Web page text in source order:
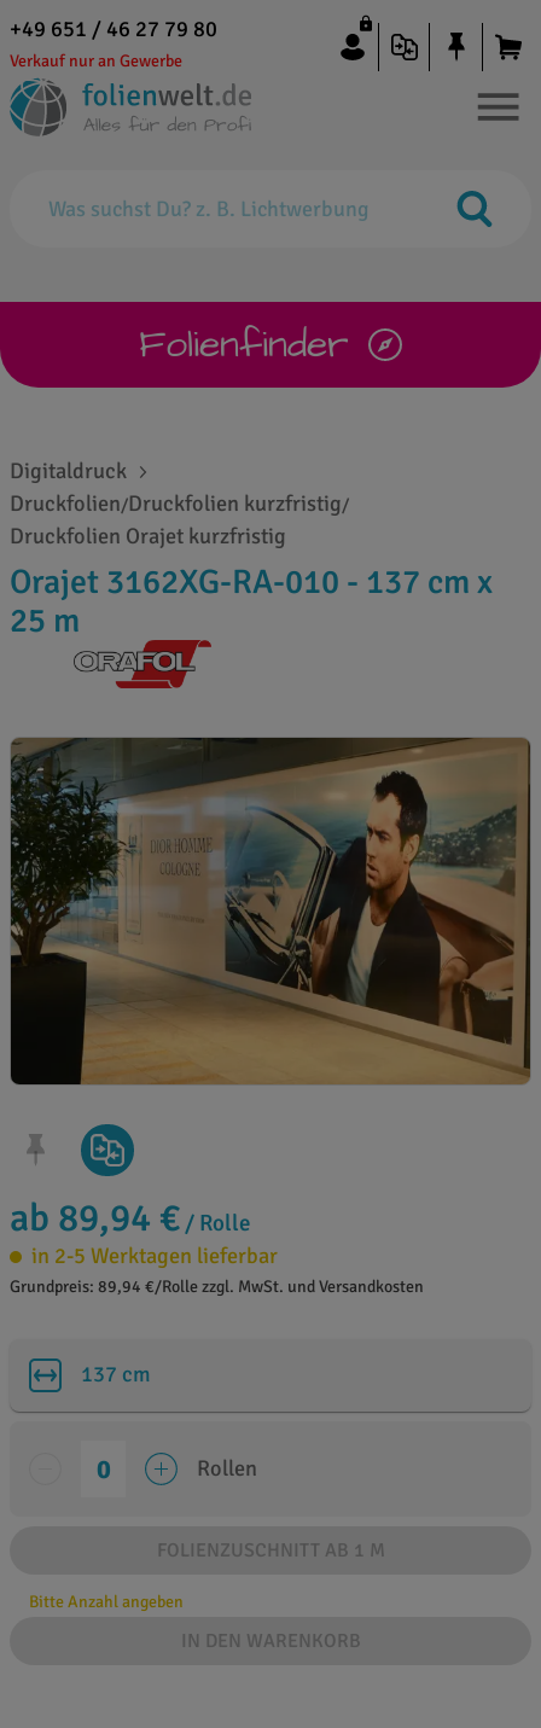
+49 651 / 46 27 79 80
Verkauf nur an Gewerbe
Folienfinder
Digitaldruck
Druckfolien/Druckfolien kurzfristig/
Druckfolien Orajet kurzfristig
Orajet 3162XG-RA-010 - 137 cm x
25 m
ab 89,94 € / Rolle
in 2-5 Werktagen lieferbar
Grundpreis: 89,94 €/Rolle zzgl. MwSt. und Versandkosten
137 cm
Rollen
FOLIENZUSCHNITT AB 1 M
Bitte Anzahl angeben
IN DEN WARENKORB